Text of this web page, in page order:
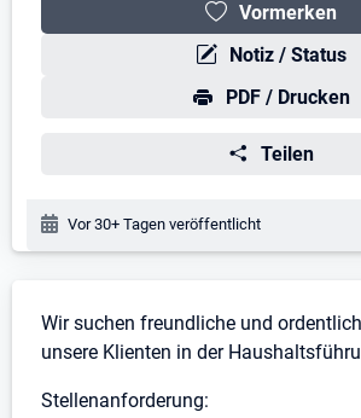
Vormerken
Notiz / Status
PDF / Drucken
Teilen
Veröffentlichungsdatum:
Vor 30+ Tagen veröffentlicht
Stellenbeschreibung
Wir suchen freundliche und
unsere Klienten in der
Stellenanforderung: